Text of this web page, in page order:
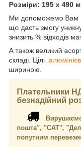
Розміри: 195 х 490
Ми допоможемо Вам
що дасть змогу
знизить % відходів
А також великий
складі. Цілі
шириною.
Плательники
безнадійний
пошта", "САТ",
попутним